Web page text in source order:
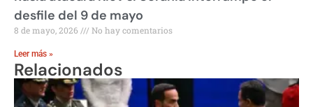
desfile del 9 de mayo
8 de mayo, 2026 No hay comentarios
Leer más »
Relacionados